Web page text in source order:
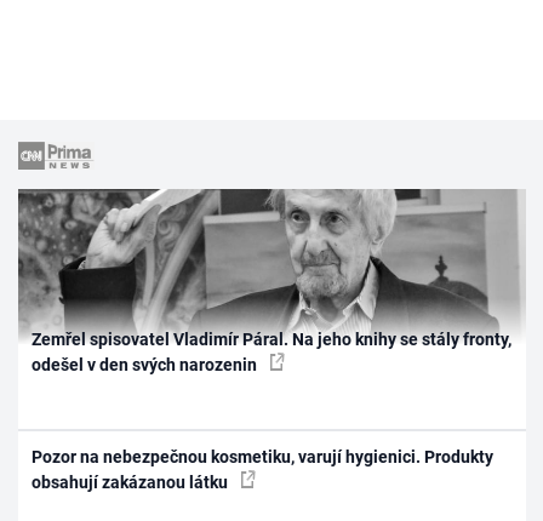
Zemřel spisovatel Vladimír Páral. Na jeho knihy se stály fronty,
odešel v den svých narozenin
Pozor na nebezpečnou kosmetiku, varují hygienici. Produkty
obsahují zakázanou látku